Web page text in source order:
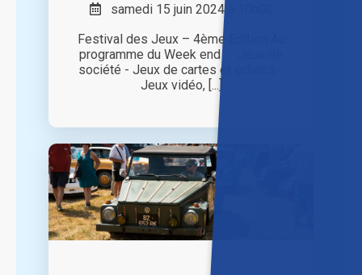
samedi 15 juin 2024 à 10h00
Festival des Jeux – 4ème Edition Au
programme du Week end : - Jeux de
société - Jeux de cartes et échecs -
Jeux vidéo, [...]